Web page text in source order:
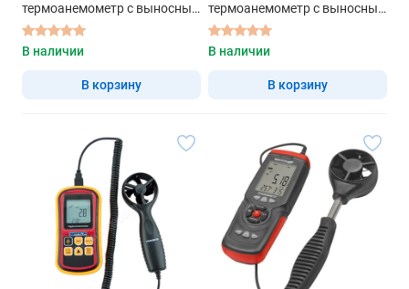
термоанемометр с выносным
датчиком
В наличии
В корзину
термоанемометр с выносным
датчиком
В наличии
В корзину